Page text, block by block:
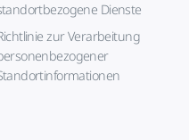
Dienste
zur Verarbeitung